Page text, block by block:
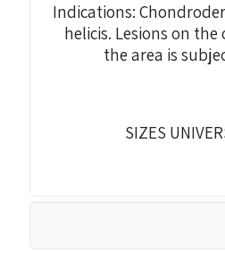
Indications:
helicis. Lesions on
the area is
SIZES